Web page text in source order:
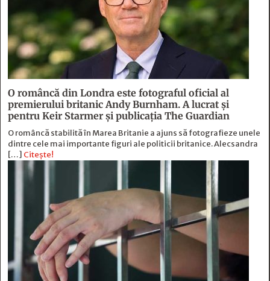
O româncă din Londra este fotograful oficial al
premierului britanic Andy Burnham. A lucrat și
pentru Keir Starmer și publicația The Guardian
O româncă stabilită în Marea Britanie a ajuns să fotografieze unele
dintre cele mai importante figuri ale politicii britanice. Alecsandra
[…] Citește!